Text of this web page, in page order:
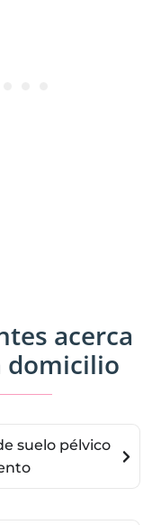
acerca
domicilio
suelo pélvico